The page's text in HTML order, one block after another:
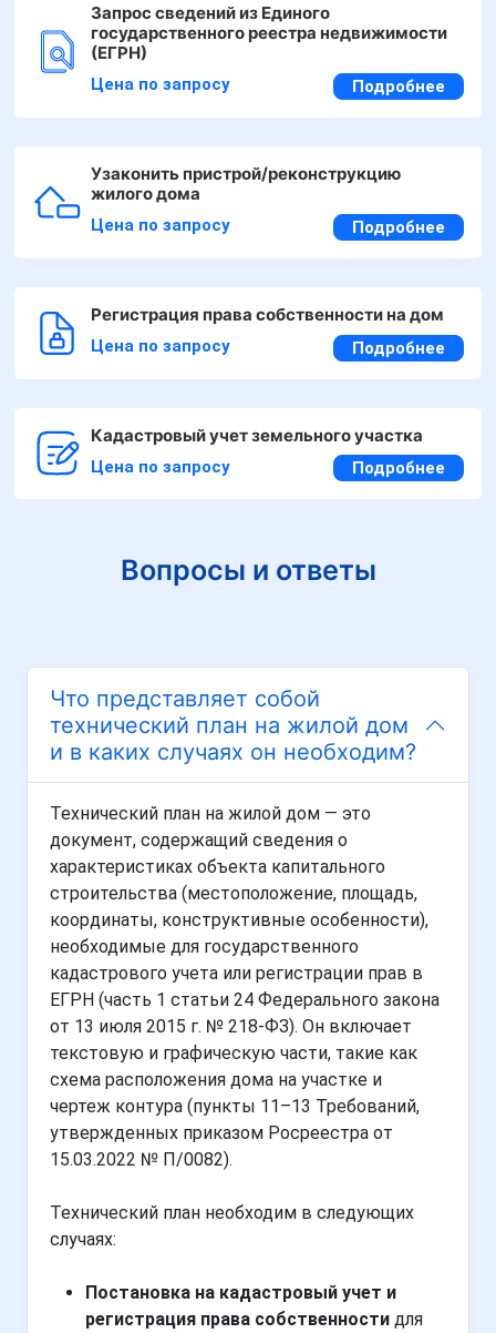
Запрос сведений из Единого
государственного реестра недвижимости
(ЕГРН)
Цена по запросу Подробнее
Узаконить пристрой/реконструкцию
жилого дома
Цена по запросу Подробнее
Регистрация права собственности на дом
Цена по запросу Подробнее
Кадастровый учет земельного участка
Цена по запросу Подробнее
Вопросы и ответы
Что представляет собой
технический план на жилой дом
и в каких случаях он необходим?
Технический план на жилой дом — это
документ, содержащий сведения о
характеристиках объекта капитального
строительства (местоположение, площадь,
координаты, конструктивные особенности),
необходимые для государственного
кадастрового учета или регистрации прав в
ЕГРН (часть 1 статьи 24 Федерального закона
от 13 июля 2015 г. № 218-ФЗ). Он включает
текстовую и графическую части, такие как
схема расположения дома на участке и
чертеж контура (пункты 11–13 Требований,
утвержденных приказом Росреестра от
15.03.2022 № П/0082).
Технический план необходим в следующих
случаях:
Постановка на кадастровый учет и
регистрация права собственности для